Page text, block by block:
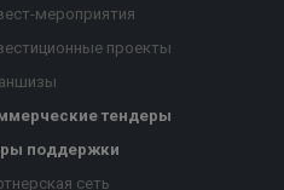
мероприятия
проекты
тендеры
поддержки
сеть